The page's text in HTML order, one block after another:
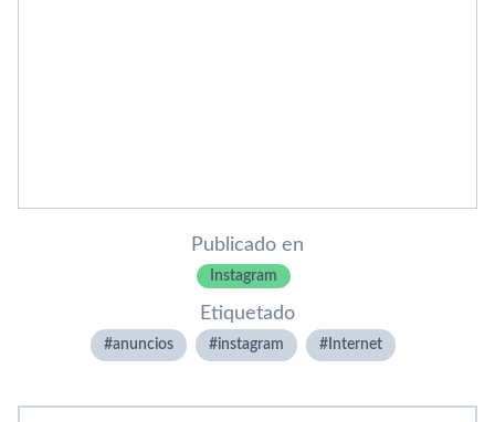
Publicado en
Instagram
Etiquetado
anuncios instagram Internet